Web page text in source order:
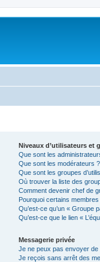
Niveaux d’utilisateurs et
Que sont les
Que sont les modérateurs ?
Que sont les groupes
Où trouver la liste des
Comment devenir chef de
Pourquoi certains
Qu’est-ce qu’un « Groupe
Qu’est-ce que le lien «
Messagerie privée
Je ne peux pas envoyer
Je reçois sans arrêt des